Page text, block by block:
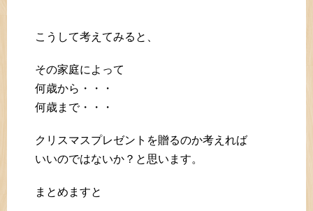
こうして考えてみると、
その家庭によって
何歳から・・・
何歳まで・・・
クリスマスプレゼントを贈るのか考えれば
いいのではないか？と思います。
まとめますと